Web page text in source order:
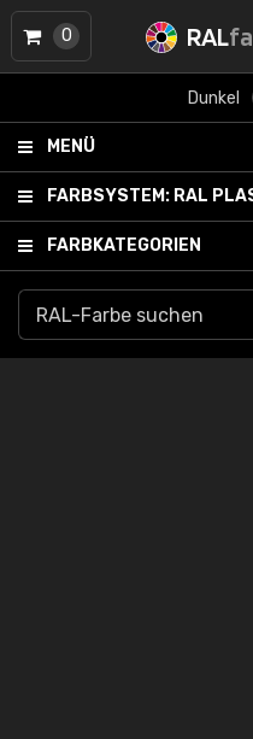
RAL
Dunkel
MENÜ
FARBSYSTEM: RAL
FARBKATEGORIEN
0